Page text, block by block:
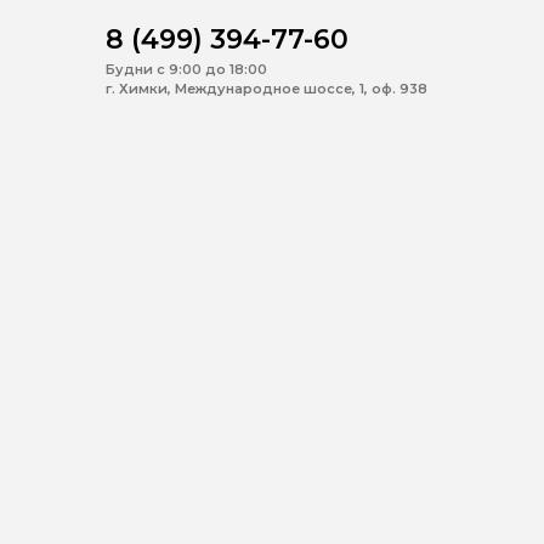
8 (499) 394-77-60
Будни с 9:00 до 18:00
г. Химки, Международное шоссе, 1, оф. 938